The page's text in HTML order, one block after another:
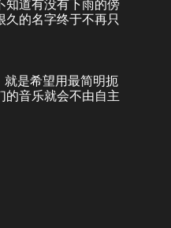
知道有没有下雨的傍
的名字终于不再只
就是希望用最简明扼
的音乐就会不由自主